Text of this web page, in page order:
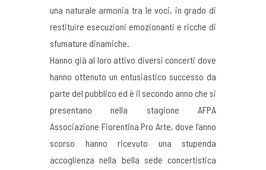
una naturale armonia tra le voci, in grado di
restituire esecuzioni emozionanti e ricche di
sfumature dinamiche.
Hanno già al loro attivo diversi concerti dove
hanno ottenuto un entusiastico successo da
parte del pubblico ed è il secondo anno che si
presentano nella stagione AFPA
Associazione Fiorentina Pro Arte, dove l’anno
scorso hanno ricevuto una stupenda
accoglienza nella bella sede concertistica